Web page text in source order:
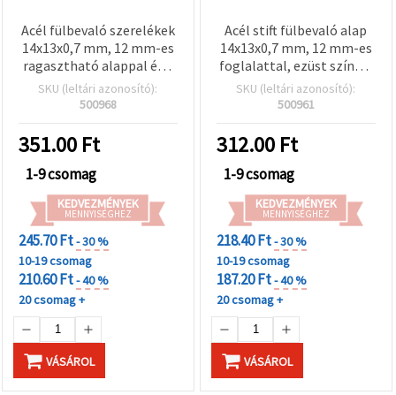
Acél fülbevaló szerelékek
14x13x0,7 mm, 12 mm-es
ragasztható alappal és 2
mm-es karikával, ezüst
szín – 6 db
SKU (leltári azonosító):
500968
351.00 Ft
1-9 csomag
KEDVEZMÉNYEK
MENNYISÉGHEZ
245.70 Ft- 30 %
10-19 csomag
210.60 Ft- 40 %
20 csomag +
VÁSÁROL
Acél stift fülbevaló alap
14x13x0,7 mm, 12 mm-es
foglalattal, ezüst színű –
6 db/csomag
SKU (leltári azonosító):
500961
312.00 Ft
1-9 csomag
KEDVEZMÉNYEK
MENNYISÉGHEZ
218.40 Ft- 30 %
10-19 csomag
187.20 Ft- 40 %
20 csomag +
VÁSÁROL